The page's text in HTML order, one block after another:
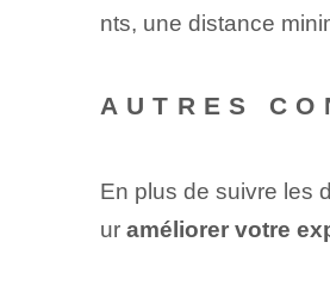
nts, une distance
AUTRES
En plus de suivre les
ur améliorer votre